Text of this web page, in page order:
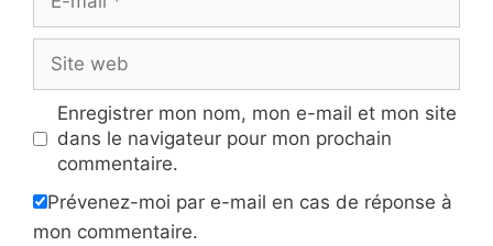
mail
web
Enregistrer mon nom, mon e-mail et mon site
dans le navigateur pour mon prochain
commentaire.
Prévenez-moi par e-mail en cas de réponse à
mon commentaire.